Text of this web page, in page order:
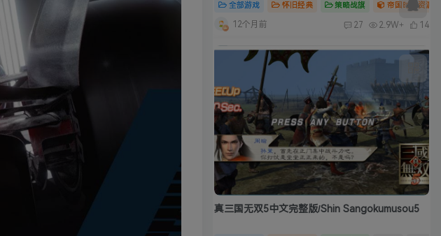
全部游戏 怀旧经典 策略战旗 帝国时代资源
12个月前 27 2.9W+ 14
真三国无双5中文完整版/Shin Sangokumusou5